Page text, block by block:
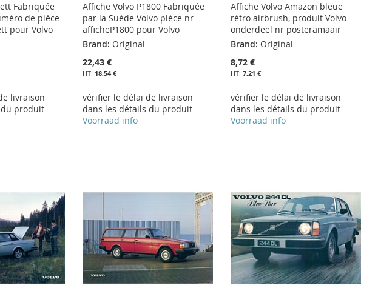
Fabriquée
de pièce
pour Volvo
livraison
produit
Affiche Volvo P1800 Fabriquée
par la Suède Volvo pièce nr
afficheP1800 pour Volvo
Brand: Original
22,43 €
18,54 €
vérifier le délai de livraison
dans les détails du produit
Voorraad info
Affiche Volvo Amazon bleue
rétro airbrush, produit Volvo
onderdeel nr posteramaair
Brand: Original
8,72 €
7,21 €
vérifier le délai de livraison
dans les détails du produit
Voorraad info